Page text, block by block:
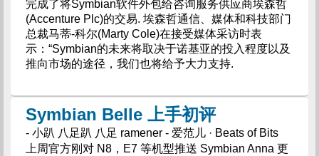
完成了将Symbian软件外包给咨询服务供应商埃森哲
(Accenture Plc)的交易. 埃森哲通信、媒体和科技部门
总裁马蒂-科尔(Marty Cole)在接受媒体采访时表
示：“Symbian的未来将取决于诺基亚的投入程度以及
推向市场的途径，我们也将给予大力支持.
Symbian Belle 上手初评
- 小趴 八足趴 八足 ramener - 爱范儿 · Beats of Bits
上周官方刚对 N8，E7 等机型推送 Symbian Anna 更